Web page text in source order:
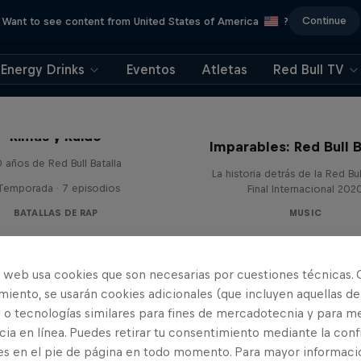
Want to see content from United States of America ? Continue
Energy Drinks Eventos Atletas Red Bull TV
Rimas y Ruido
años de Red Bull Batalla
· 7 episodios
BATALLAS DE RAP
Imparables: Red Bull
La historia detrás de la Red
Final Internacional
MUSIC
web usa cookies que son necesarias por cuestiones técnicas.
se usarán cookies adicionales (que incluyen aquellas de
tecnologías similares para fines de mercadotecnia y para
en línea. Puedes retirar tu consentimiento mediante la
en el pie de página en todo momento. Para mayor